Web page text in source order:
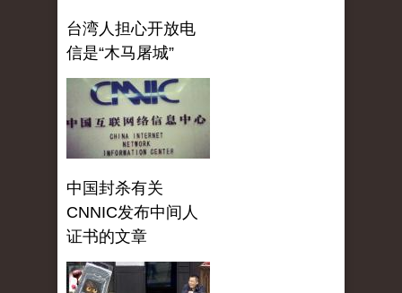
台湾人担心开放电
信是“木马屠城”
中国封杀有关
CNNIC发布中间人
证书的文章